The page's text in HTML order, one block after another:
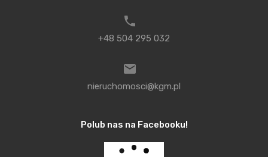
enklawę odpoczynku dla przyszłych mieszkańców.
Potencjał Krakowa dostrzegła również firma WAN
Wielicka okazał się strzałem w dziesiątkę. Śmiało
+48 504 295 032
nieruchomosci@kgm.pl
Polub nas na Facebooku!